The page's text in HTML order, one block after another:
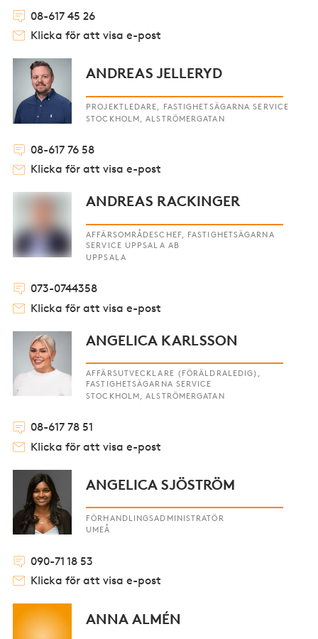
08-617 45 26
Klicka för att visa e-post
ANDREAS JELLERYD
PROJEKTLEDARE, FASTIGHETSÄGARNA SERVICE
STOCKHOLM, ALSTRÖMERGATAN
08-617 76 58
Klicka för att visa e-post
ANDREAS RACKINGER
AFFÄRSOMRÅDESCHEF, FASTIGHETSÄGARNA
SERVICE UPPSALA AB
UPPSALA
073-0744358
Klicka för att visa e-post
ANGELICA KARLSSON
AFFÄRSUTVECKLARE (FÖRÄLDRALEDIG),
FASTIGHETSÄGARNA SERVICE
STOCKHOLM, ALSTRÖMERGATAN
08-617 78 51
Klicka för att visa e-post
ANGELICA SJÖSTRÖM
FÖRHANDLINGSADMINISTRATÖR
UMEÅ
090-71 18 53
Klicka för att visa e-post
ANNA ALMÉN